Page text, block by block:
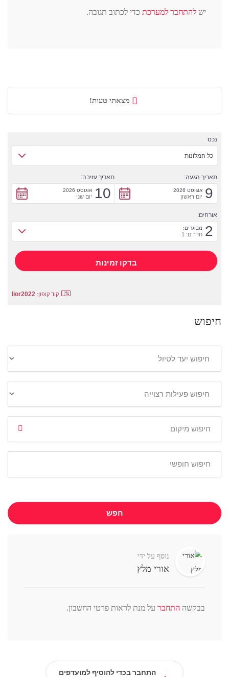
יש להתחבר למערכת כדי לכתוב תגובה.
מצאתי טעות!
נכס
כל המלונות
תאריך הגעה:
9 אוגוסט 2026
יום ראשון
תאריך עזיבה:
10 אוגוסט 2026
יום שני
אורחים:
2 מבוגרים:
חדרים: 1
קוד קופון: lior2022
חיפוש
חפש
נוסף על ידי
אורי מלץ
בבקשה התחבר על מנת לראות פרטי החשבון.
התחבר בכדי להוסיף למועדפים